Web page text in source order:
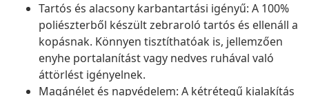
Tartós és alacsony karbantartási igényű: A 100%
poliészterből készült zebraroló tartós és ellenáll a
kopásnak. Könnyen tisztíthatóak is, jellemzően
enyhe portalanítást vagy nedves ruhával való
áttörlést igényelnek.
Magánélet és napvédelem: A kétrétegű kialakítás